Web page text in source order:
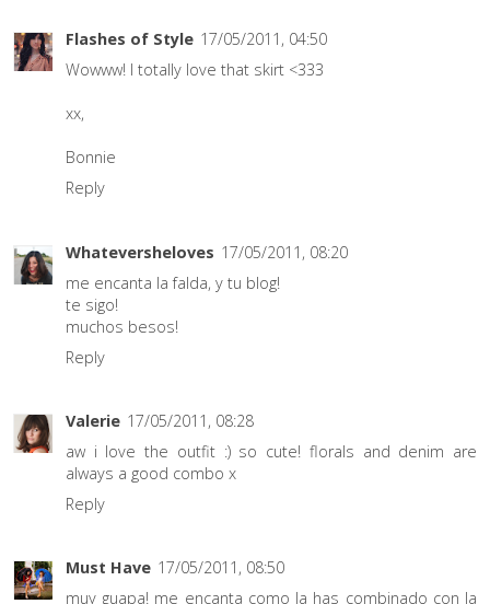
Flashes of Style 17/05/2011, 04:50
Wowww! I totally love that skirt <333
xx,
Bonnie
Reply
Whateversheloves 17/05/2011, 08:20
me encanta la falda, y tu blog!
te sigo!
muchos besos!
Reply
Valerie 17/05/2011, 08:28
aw i love the outfit :) so cute! florals and denim are
always a good combo x
Reply
Must Have 17/05/2011, 08:50
muy guapa! me encanta como la has combinado con la